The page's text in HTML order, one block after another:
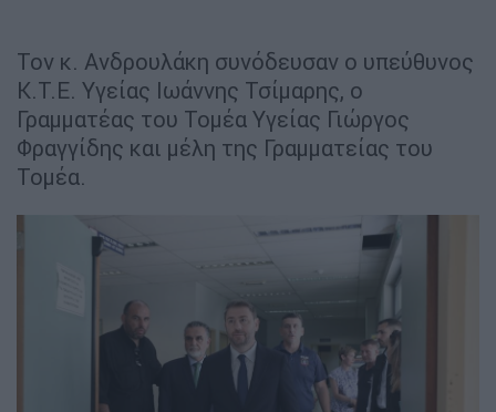
Τον κ. Ανδρουλάκη συνόδευσαν ο υπεύθυνος
Κ.Τ.Ε. Υγείας Ιωάννης Τσίμαρης, ο
Γραμματέας του Τομέα Υγείας Γιώργος
Φραγγίδης και μέλη της Γραμματείας του
Τομέα.